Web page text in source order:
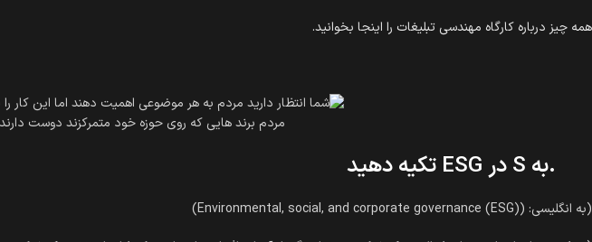
همه چیز درباره کارگاه مهندسی تبلیغات را اینجا بخوانید.
مردم برند هایی که روی حوزه خود متمرکزند دوست
.به Sدر ESG تکیه دهید
(به انگلیسی: (Environmental, social, and corporate governance (ESG))